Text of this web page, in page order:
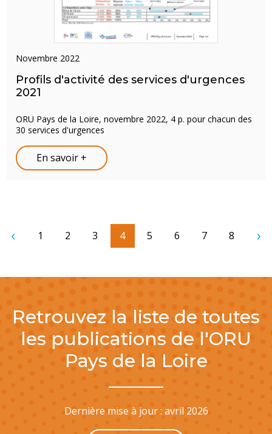
novembre 2022
Profils d'activité des services d'urgences
2021
ORU Pays de la Loire, novembre 2022, 4 p. pour chacun des
30 services d'urgences
En savoir +
page
Page précédente
Page
1 Page
2 Page
3 Page courante
4 Page
5 Page
6 Page
7 Page
8
Retrouvez la liste de toutes
les publications de l'ORU
Pays de la Loire
Dernière mise à jour : avril 2026